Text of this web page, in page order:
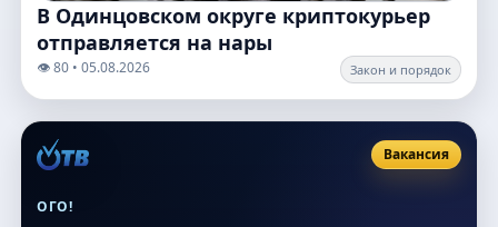
В Одинцовском округе криптокурьер
отправляется на нары
👁️ 80 • 05.08.2026 Закон и порядок
Вакансия
ОГО!